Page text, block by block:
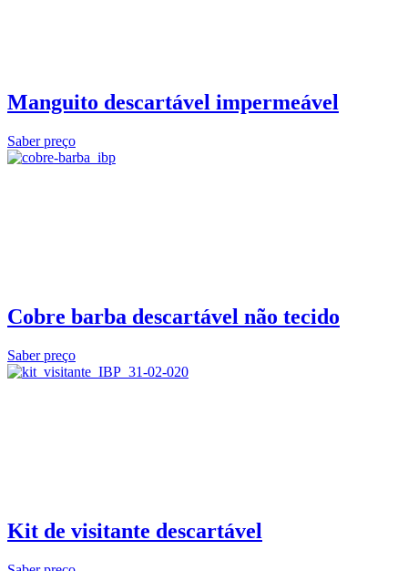
Manguito descartável impermeável
Saber preço
Cobre barba descartável não tecido
Saber preço
Kit de visitante descartável